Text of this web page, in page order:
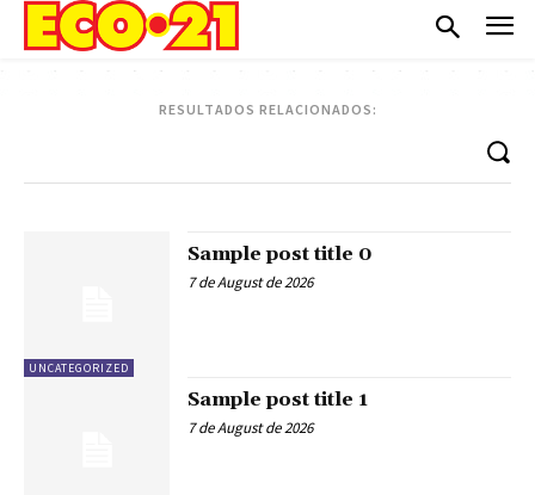
RESULTADOS RELACIONADOS:
UNCATEGORIZED
Sample post title 0
7 de August de 2026
Sample post title 1
7 de August de 2026